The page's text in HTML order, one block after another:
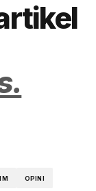
OPINI